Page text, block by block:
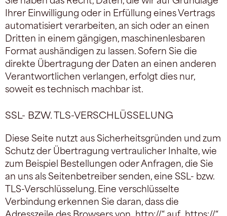
Ihrer Einwilligung oder in Erfüllung eines Vertrags
automatisiert verarbeiten, an sich oder an einen
Dritten in einem gängigen, maschinenlesbaren
Format aushändigen zu lassen. Sofern Sie die
direkte Übertragung der Daten an einen anderen
Verantwortlichen verlangen, erfolgt dies nur,
soweit es technisch machbar ist.
SSL- BZW. TLS-VERSCHLÜSSELUNG
Diese Seite nutzt aus Sicherheitsgründen und zum
Schutz der Übertragung vertraulicher Inhalte, wie
zum Beispiel Bestellungen oder Anfragen, die Sie
an uns als Seitenbetreiber senden, eine SSL- bzw.
TLS-Verschlüsselung. Eine verschlüsselte
Verbindung erkennen Sie daran, dass die